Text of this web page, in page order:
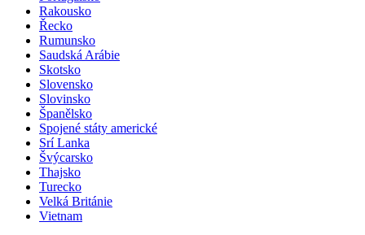
Rakousko
Řecko
Rumunsko
Saudská Arábie
Skotsko
Slovensko
Slovinsko
Španělsko
Spojené státy americké
Srí Lanka
Švýcarsko
Thajsko
Turecko
Velká Británie
Vietnam